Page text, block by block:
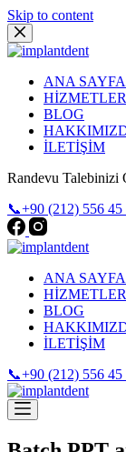
Skip to content
ANA SAYFA
BLOG
İLETİŞİM
Randevu Talebinizi
📞+90 (212) 556 45
ANA SAYFA
BLOG
İLETİŞİM
📞+90 (212) 556 45